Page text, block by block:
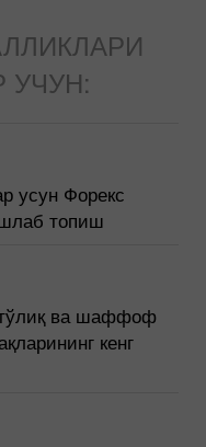
УЧУН:
усун Форекс
топиш
тўлиқ ва шаффоф
кенг